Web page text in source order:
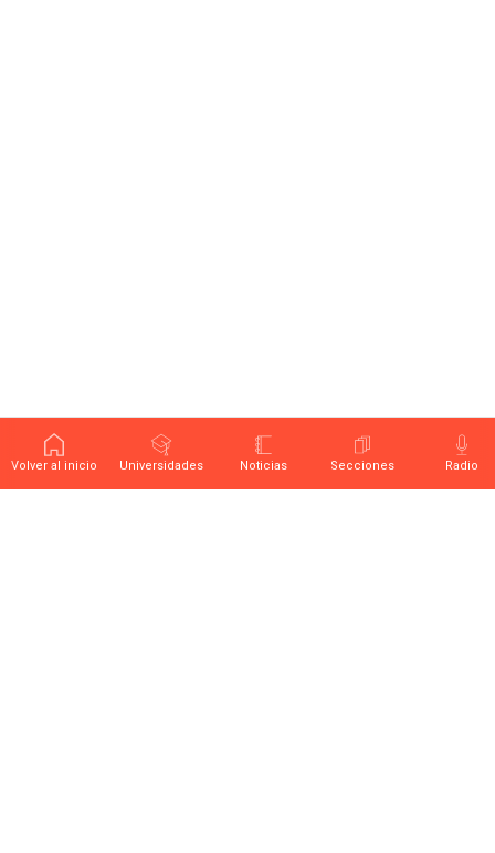
Volver al inicio Universidades Noticias Secciones Radio